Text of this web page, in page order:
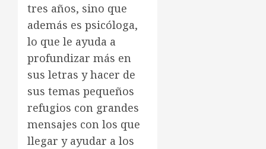
tres años, sino que
además es psicóloga,
lo que le ayuda a
profundizar más en
sus letras y hacer de
sus temas pequeños
refugios con grandes
mensajes con los que
llegar y ayudar a los